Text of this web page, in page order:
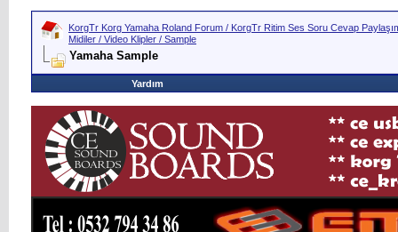
KorgTr Korg Yamaha Roland Forum / KorgTr Ritim Ses Soru Cevap
Midiler / Video Klipler / Sample
Yamaha Sample
Yardım